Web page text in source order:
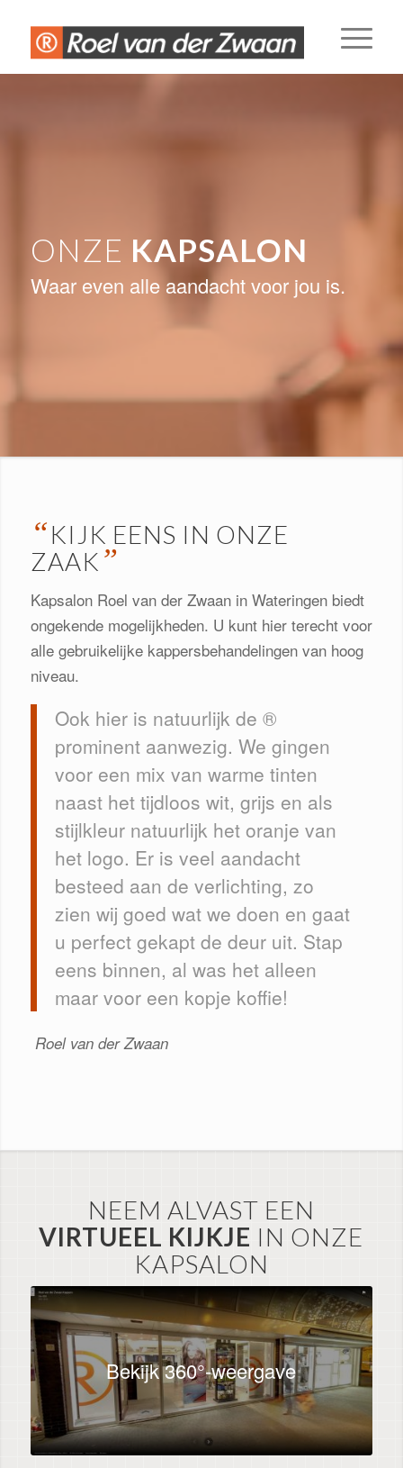
ONZE KAPSALON
Waar even alle aandacht voor jou is.
“KIJK EENS IN ONZE
ZAAK ”
Kapsalon Roel van der Zwaan in Wateringen biedt
ongekende mogelijkheden. U kunt hier terecht voor
alle gebruikelijke kappersbehandelingen van hoog
niveau.
Ook hier is natuurlijk de ®
prominent aanwezig. We gingen
voor een mix van warme tinten
naast het tijdloos wit, grijs en als
stijlkleur natuurlijk het oranje van
het logo. Er is veel aandacht
besteed aan de verlichting, zo
zien wij goed wat we doen en gaat
u perfect gekapt de deur uit. Stap
eens binnen, al was het alleen
maar voor een kopje koffie!
Roel van der Zwaan
NEEM ALVAST EEN
VIRTUEEL KIJKJE IN ONZE
KAPSALON
Bekijk 360°-weergave